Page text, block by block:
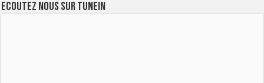
Ecoutez nous sur TuneIn